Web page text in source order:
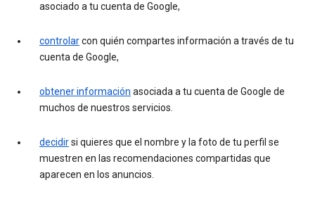
asociado a tu cuenta de Google,
controlarcon quién compartes información a través de tu
cuenta de Google,
obtener información asociada a tu cuenta de Google de
muchos de nuestros servicios.
decidirsi quieres que el nombre y la foto de tu perfil se
muestren en las recomendaciones compartidas que
aparecen en los anuncios.